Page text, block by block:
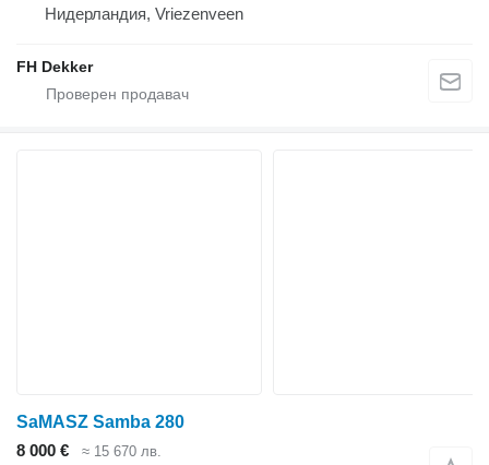
Нидерландия, Vriezenveen
FH Dekker
SaMASZ Samba 280
8 000 €
≈ 15 670 лв.